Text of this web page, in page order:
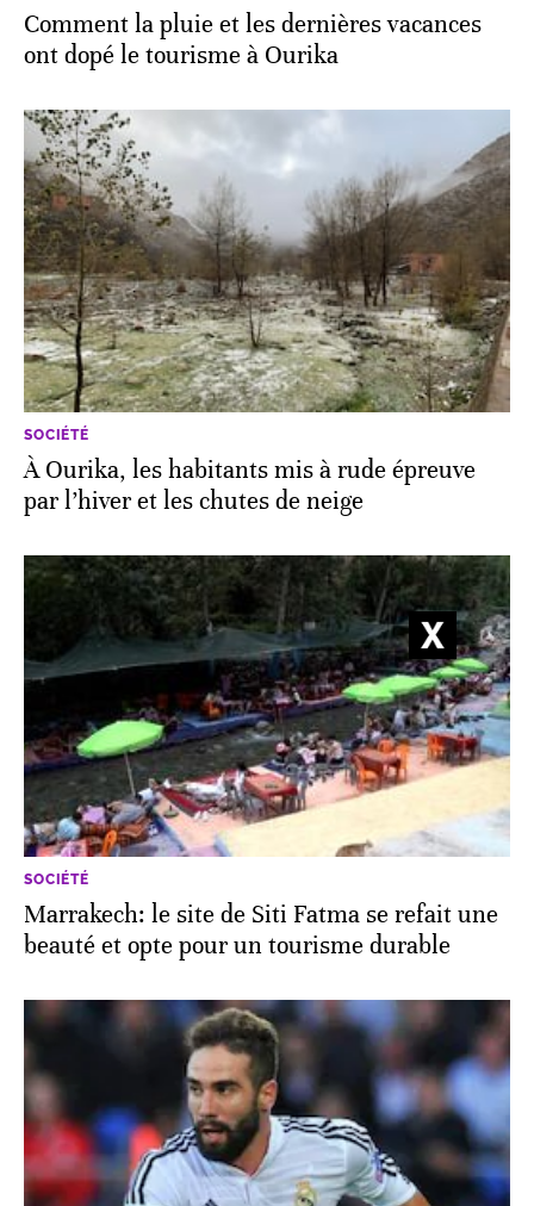
Comment la pluie et les dernières vacances
ont dopé le tourisme à Ourika
SOCIÉTÉ
À Ourika, les habitants mis à rude épreuve
par l’hiver et les chutes de neige
SOCIÉTÉ
Marrakech: le site de Siti Fatma se refait une
beauté et opte pour un tourisme durable